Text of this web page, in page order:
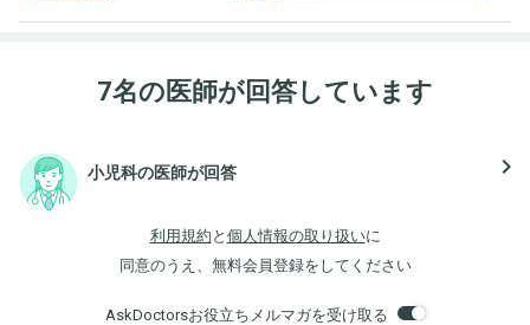
7名の医師が回答しています
小児科の医師が回答 navigate_next
利用規約 と 個人情報の取り扱いに
同意のうえ、無料会員登録をしてください
AskDoctorsお役立ちメルマガを受け取る